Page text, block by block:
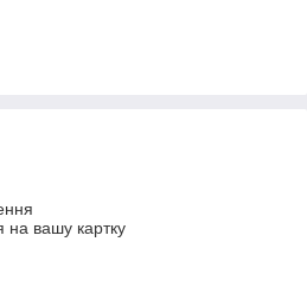
на вашу картку